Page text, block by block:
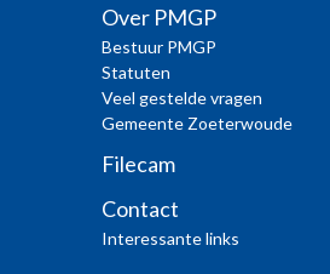
Over PMGP
Bestuur PMGP
Statuten
Veel gestelde vragen
Gemeente Zoeterwoude
Filecam
Contact
Interessante links